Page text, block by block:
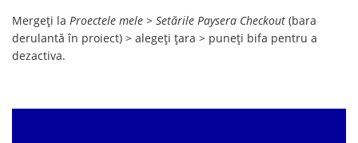
Mergeți la Proectele mele > Setările Paysera Checkout (bara
derulantă în proiect) > alegeți țara > puneți bifa pentru a
dezactiva.